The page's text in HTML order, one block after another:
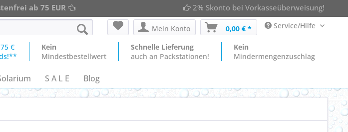
ab 75 EUR 2% Skonto bei Vorkasseüberweisung!
Mein Konto 0,00 € * Service/Hilfe
€
Kein
Mindestbestellwert
Schnelle Lieferung
auch an Packstationen!
Kein
Mindermengenzuschlag
S A L E Blog